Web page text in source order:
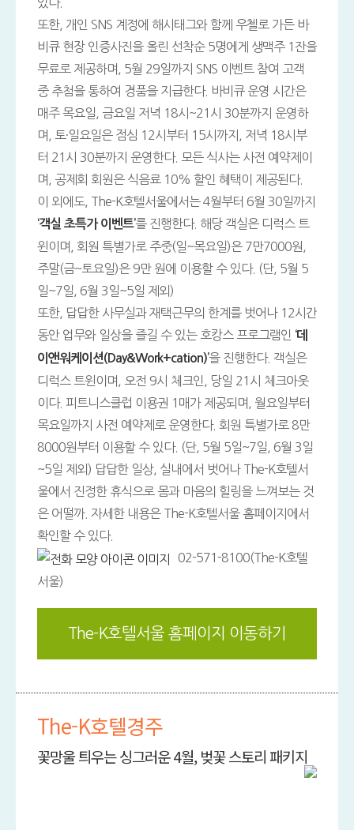
또한, 개인 SNS 계정에 해시태그와 함께 우첼로 가든 바
비큐 현장 인증사진을 올린 선착순 5명에게 생맥주 1잔을
무료로 제공하며, 5월 29일까지 SNS 이벤트 참여 고객
중 추첨을 통하여 경품을 지급한다. 바비큐 운영 시간은
매주 목요일, 금요일 저녁 18시~21시 30분까지 운영하
며, 토·일요일은 점심 12시부터 15시까지, 저녁 18시부
터 21시 30분까지 운영한다. 모든 식사는 사전 예약제이
며, 공제회 회원은 식음료 10% 할인 혜택이 제공된다.
이 외에도, The-K호텔서울에서는 4월부터 6월 30일까지
‘객실 초특가 이벤트’를 진행한다. 해당 객실은 디럭스 트
윈이며, 회원 특별가로 주중(일~목요일)은 7만7000원,
주말(금~토요일)은 9만 원에 이용할 수 있다. (단, 5월 5
일~7일, 6월 3일~5일 제외)
또한, 답답한 사무실과 재택근무의 한계를 벗어나 12시간
동안 업무와 일상을 즐길 수 있는 호캉스 프로그램인 ‘데
이앤워케이션(Day&Work+cation)’을 진행한다. 객실은
디럭스 트윈이며, 오전 9시 체크인, 당일 21시 체크아웃
이다. 피트니스클럽 이용권 1매가 제공되며, 월요일부터
목요일까지 사전 예약제로 운영한다. 회원 특별가로 8만
8000원부터 이용할 수 있다. (단, 5월 5일~7일, 6월 3일
~5일 제외) 답답한 일상, 실내에서 벗어나 The-K호텔서
울에서 진정한 휴식으로 몸과 마음의 힐링을 느껴보는 것
은 어떨까. 자세한 내용은 The-K호텔서울 홈페이지에서
확인할 수 있다.
02-571-8100(The-K호텔
서울)
The-K호텔서울 홈페이지 이동하기
The-K호텔경주
꽃망울 틔우는 싱그러운 4월, 벚꽃 스토리 패키지